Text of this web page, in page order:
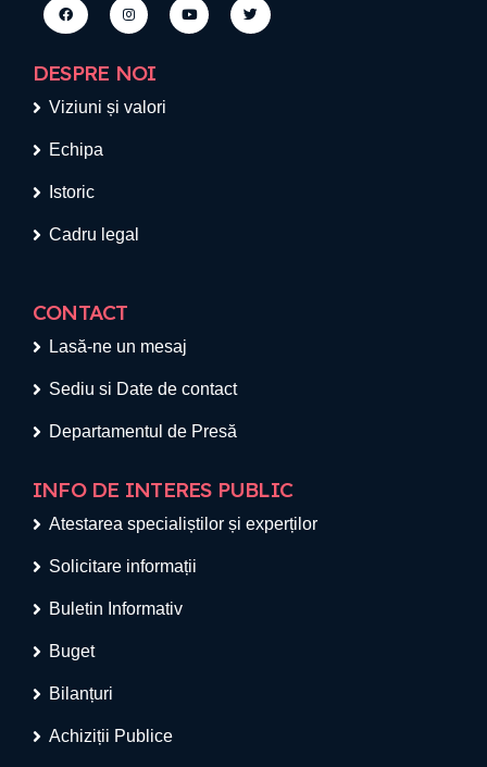
DESPRE NOI
Viziuni și valori
Echipa
Istoric
Cadru legal
CONTACT
Lasă-ne un mesaj
Sediu si Date de contact
Departamentul de Presă
INFO DE INTERES PUBLIC
Atestarea specialiștilor și experților
Solicitare informații
Buletin Informativ
Buget
Bilanțuri
Achiziții Publice